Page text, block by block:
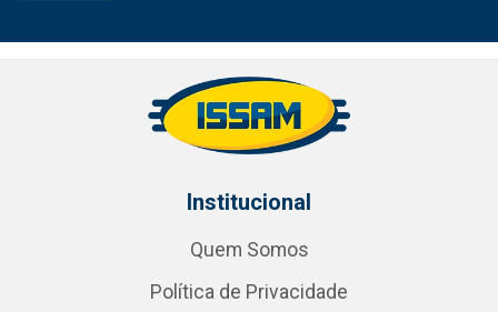
Institucional
Quem Somos
Política de Privacidade